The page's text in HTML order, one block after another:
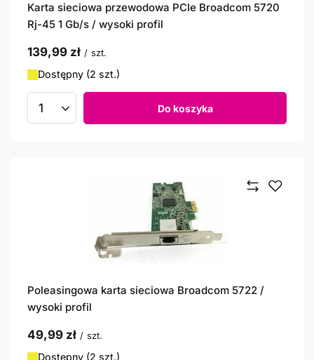
Karta sieciowa przewodowa PCIe Broadcom 5720
Rj-45 1 Gb/s / wysoki profil
139,99 zł / szt.
Dostępny (2 szt.)
Ilość produktów Do koszyka
Poleasingowa karta sieciowa Broadcom 5722 /
wysoki profil
49,99 zł / szt.
Dostępny (2 szt.)